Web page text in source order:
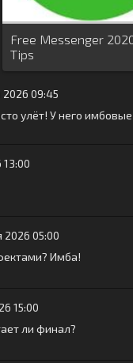
Free Messenger
Tips
2026 09:45
улёт! У него
2026 05:00
Имба!
15:00
ли финал?